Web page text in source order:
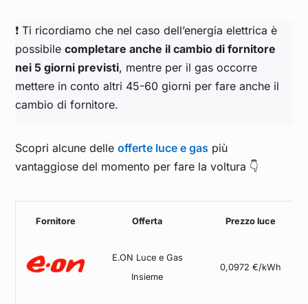
❗ Ti ricordiamo che nel caso dell’energia elettrica è
possibilecompletare anche il cambio di fornitore
nei 5 giorni previsti, mentre per il gas occorre
mettere in conto altri 45-60 giorni per fare anche il
cambio di fornitore.
Scopri alcune delleofferte luce e gas più
vantaggiose del momento per fare la voltura 👇
Fornitore Offerta Prezzo luce
E.ON Luce e Gas
Insieme
0,0972 €/kWh